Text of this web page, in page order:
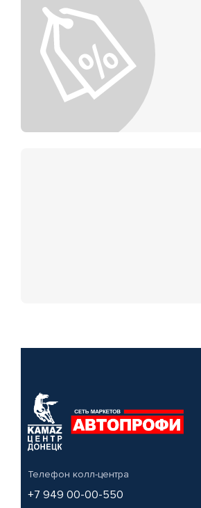
Телефон колл-центра
+7 949 00-00-550